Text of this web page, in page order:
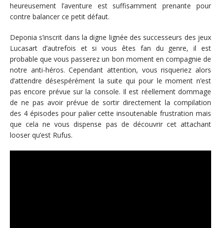
heureusement l’aventure est suffisamment prenante pour
contre balancer ce petit défaut.
Deponia s’inscrit dans la digne lignée des successeurs des jeux
Lucasart d’autrefois et si vous êtes fan du genre, il est
probable que vous passerez un bon moment en compagnie de
notre anti-héros. Cependant attention, vous risqueriez alors
d’attendre désespérément la suite qui pour le moment n’est
pas encore prévue sur la console. Il est réellement dommage
de ne pas avoir prévue de sortir directement la compilation
des 4 épisodes pour palier cette insoutenable frustration mais
que cela ne vous dispense pas de découvrir cet attachant
looser qu’est Rufus.